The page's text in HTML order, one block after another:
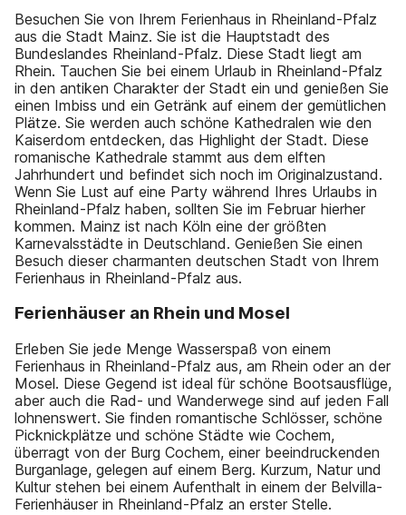
Besuchen Sie von Ihrem Ferienhaus in Rheinland-Pfalz
aus die Stadt Mainz. Sie ist die Hauptstadt des
Bundeslandes Rheinland-Pfalz. Diese Stadt liegt am
Rhein. Tauchen Sie bei einem Urlaub in Rheinland-Pfalz
in den antiken Charakter der Stadt ein und genießen Sie
einen Imbiss und ein Getränk auf einem der gemütlichen
Plätze. Sie werden auch schöne Kathedralen wie den
Kaiserdom entdecken, das Highlight der Stadt. Diese
romanische Kathedrale stammt aus dem elften
Jahrhundert und befindet sich noch im Originalzustand.
Wenn Sie Lust auf eine Party während Ihres Urlaubs in
Rheinland-Pfalz haben, sollten Sie im Februar hierher
kommen. Mainz ist nach Köln eine der größten
Karnevalsstädte in Deutschland. Genießen Sie einen
Besuch dieser charmanten deutschen Stadt von Ihrem
Ferienhaus in Rheinland-Pfalz aus.
Ferienhäuser an Rhein und Mosel
Erleben Sie jede Menge Wasserspaß von einem
Ferienhaus in Rheinland-Pfalz aus, am Rhein oder an der
Mosel. Diese Gegend ist ideal für schöne Bootsausflüge,
aber auch die Rad- und Wanderwege sind auf jeden Fall
lohnenswert. Sie finden romantische Schlösser, schöne
Picknickplätze und schöne Städte wie Cochem,
überragt von der Burg Cochem, einer beeindruckenden
Burganlage, gelegen auf einem Berg. Kurzum, Natur und
Kultur stehen bei einem Aufenthalt in einem der Belvilla-
Ferienhäuser in Rheinland-Pfalz an erster Stelle.